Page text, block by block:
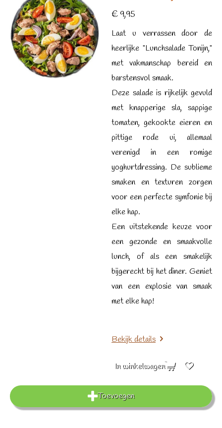
€ 9,95
Laat u verrassen door de
heerlijke "Lunchsalade Tonijn,"
met vakmanschap bereid en
barstensvol smaak.
Deze salade is rijkelijk gevuld
met knapperige sla, sappige
tomaten, gekookte eieren en
pittige rode ui, allemaal
verenigd in een romige
yoghurtdressing. De sublieme
smaken en texturen zorgen
voor een perfecte symfonie bij
elke hap.
Een uitstekende keuze voor
een gezonde en smaakvolle
lunch, of als een smakelijk
bijgerecht bij het diner. Geniet
van een explosie van smaak
met elke hap!
Bekijk details
In winkelwagen
Toevoegen